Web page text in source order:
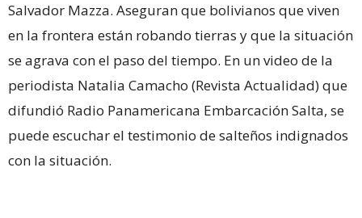
Salvador Mazza. Aseguran que bolivianos que viven
en la frontera están robando tierras y que la situación
se agrava con el paso del tiempo. En un video de la
periodista Natalia Camacho (Revista Actualidad) que
difundió Radio Panamericana Embarcación Salta, se
puede escuchar el testimonio de salteños indignados
con la situación.